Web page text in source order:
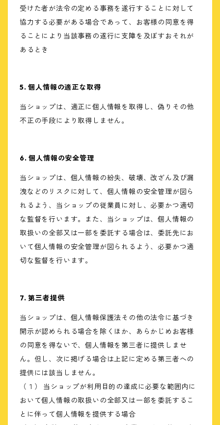
受けた者が法令の定める事務を遂行することに対して
協力する必要がある場合であって、お客様の同意を得
ることにより当該事務の遂行に支障を及ぼすおそれが
あるとき
5. 個人情報の適正な取得
当ショップは、適正に個人情報を取得し、偽りその他
不正の手段により取得しません。
6. 個人情報の安全管理
当ショップは、個人情報の紛失、破壊、改ざん及び漏
洩などのリスクに対して、個人情報の安全管理が図ら
れるよう、当ショップの従業員に対し、必要かつ適切
な監督を行います。また、当ショップは、個人情報の
取扱いの全部又は一部を委託する場合は、委託先にお
いて個人情報の安全管理が図られるよう、必要かつ適
切な監督を行います。
7. 第三者提供
当ショップは、個人情報保護法その他の法令に基づき
開示が認められる場合を除くほか、あらかじめお客様
の同意を得ないで、個人情報を第三者に提供しませ
ん。但し、次に掲げる場合は上記に定める第三者への
提供には該当しません。
（１） 当ショップが利用目的の達成に必要な範囲内に
おいて個人情報の取扱いの全部又は一部を委託するこ
とに伴って個人情報を提供する場合